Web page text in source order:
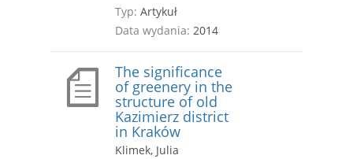
Typ: Artykuł
Data wydania: 2014
The significance
of greenery in the
structure of old
Kazimierz district
in Kraków
Klimek, Julia